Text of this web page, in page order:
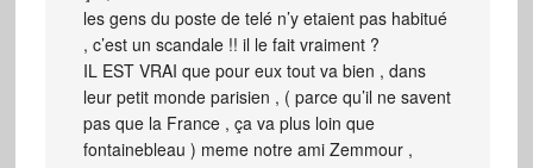
les gens du poste de telé n’y etaient pas habitué
, c’est un scandale !! il le fait vraiment ?
IL EST VRAI que pour eux tout va bien , dans
leur petit monde parisien , ( parce qu’il ne savent
pas que la France , ça va plus loin que
fontainebleau ) meme notre ami Zemmour ,